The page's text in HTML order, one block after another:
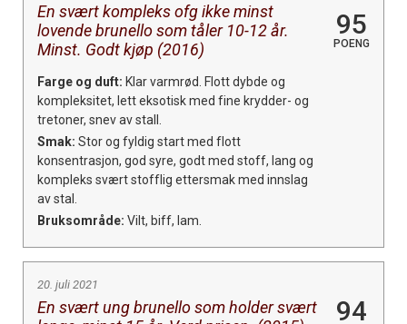
En svært kompleks ofg ikke minst
lovende brunello som tåler 10-12 år.
Minst. Godt kjøp (2016)
95
POENG
Farge og duft: Klar varmrød. Flott dybde og
kompleksitet, lett eksotisk med fine krydder- og
tretoner, snev av stall.
Smak: Stor og fyldig start med flott
konsentrasjon, god syre, godt med stoff, lang og
kompleks svært stofflig ettersmak med innslag
av stal.
Bruksområde: Vilt, biff, lam.
20. juli 2021
En svært ung brunello som holder svært
94